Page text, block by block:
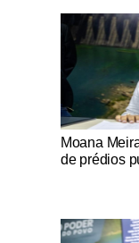
Notícias Católicas
Moana
de prédios